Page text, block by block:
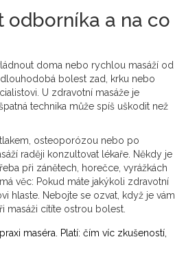
odborníka a na co
doma nebo rychlou masáží od
bolest zad, krku nebo
U zdravotní masáže je
technika může spíš uškodit než
osteoporózou nebo po
raději konzultovat lékaře. Někdy je
při zánětech, horečce, vyrážkách
věc: Pokud máte jakýkoli zdravotní
hlaste. Nebojte se ozvat, když je vám
masáži cítíte ostrou bolest.
maséra. Platí: čím víc zkušeností,